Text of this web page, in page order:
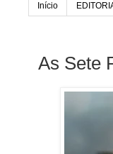
Início
As Sete